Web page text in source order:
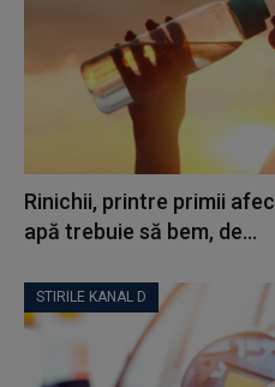
Rinichii, printre primii
apă trebuie să bem, de...
STIRILE KANAL D